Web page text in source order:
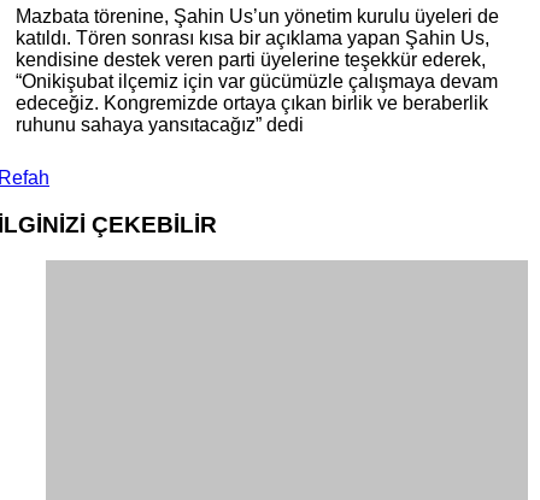
Mazbata törenine, Şahin Us’un yönetim kurulu üyeleri de
katıldı. Tören sonrası kısa bir açıklama yapan Şahin Us,
kendisine destek veren parti üyelerine teşekkür ederek,
“Onikişubat ilçemiz için var gücümüzle çalışmaya devam
edeceğiz. Kongremizde ortaya çıkan birlik ve beraberlik
ruhunu sahaya yansıtacağız” dedi
ÇEKEBİLİR